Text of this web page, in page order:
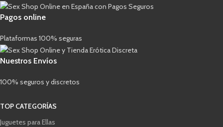
Pagos online
Plataformas 100% seguras
Nuestros Envíos
100% seguros y discretos
TOP CATEGORÍAS
Juguetes para Ellas